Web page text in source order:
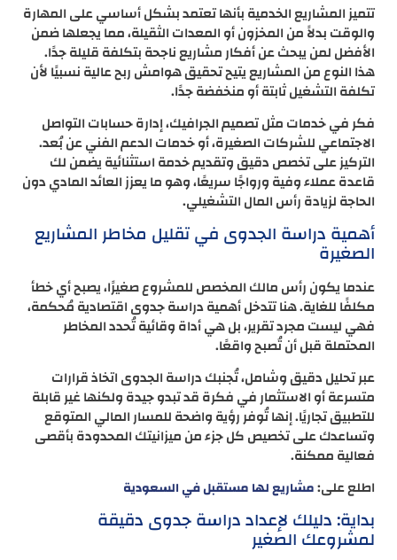
تتميز المشاريع الخدمية بأنها تعتمد بشكل أساسي على المهارة
والوقت بدلاً من المخزون أو المعدات الثقيلة، مما يجعلها ضمن
الأفضل لمن يبحث عن أفكار مشاريع ناجحة بتكلفة قليلة جدًا.
هذا النوع من المشاريع يتيح تحقيق هوامش ربح عالية نسبيًا لأن
تكلفة التشغيل ثابتة أو منخفضة جدًا.
فكر في خدمات مثل تصميم الجرافيك، إدارة حسابات التواصل
الاجتماعي للشركات الصغيرة، أو خدمات الدعم الفني عن بُعد.
التركيز على تخصص دقيق وتقديم خدمة استثنائية يضمن لك
قاعدة عملاء وفية ورواجًا سريعًا، وهو ما يعزز العائد المادي دون
الحاجة لزيادة رأس المال التشغيلي.
أهمية دراسة الجدوى في تقليل مخاطر المشاريع
الصغيرة
عندما يكون رأس مالك المخصص للمشروع صغيرًا، يصبح أي خطأ
مكلفًا للغاية. هنا تتدخل أهمية دراسة جدوى اقتصادية مُحكمة،
فهي ليست مجرد تقرير، بل هي أداة وقائية تُحدد المخاطر
المحتملة قبل أن تُصبح واقعًا.
عبر تحليل دقيق وشامل، تُجنبك دراسة الجدوى اتخاذ قرارات
متسرعة أو الاستثمار في فكرة قد تبدو جيدة ولكنها غير قابلة
للتطبيق تجاريًا. إنها تُوفر رؤية واضحة للمسار المالي المتوقع
وتساعدك على تخصيص كل جزء من ميزانيتك المحدودة بأقصى
فعالية ممكنة.
اطلع على:مشاريع لها مستقبل في السعودية
بداية: دليلك لإعداد دراسة جدوى دقيقة
لمشروعك الصغير